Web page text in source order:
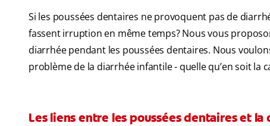
Si les poussées dentaires ne provoquent pas de
fassent irruption en même temps? Nous vous
diarrhée pendant les poussées dentaires. Nous
problème de la diarrhée infantile - quelle qu’en soit
Les liens entre les poussées dentaires et